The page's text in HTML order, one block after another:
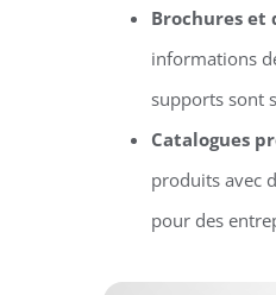
Brochures et
informations
supports sont
Catalogues
produits avec
pour des